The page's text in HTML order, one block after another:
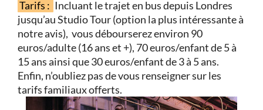
Tarifs : Incluant le trajet en bus depuis Londres
jusqu’au Studio Tour (option la plus intéressante à
notre avis), vous débourserez environ 90
euros/adulte (16 ans et +), 70 euros/enfant de 5 à
15 ans ainsi que 30 euros/enfant de 3 à 5 ans.
Enfin, n’oubliez pas de vous renseigner sur les
tarifs familiaux offerts.